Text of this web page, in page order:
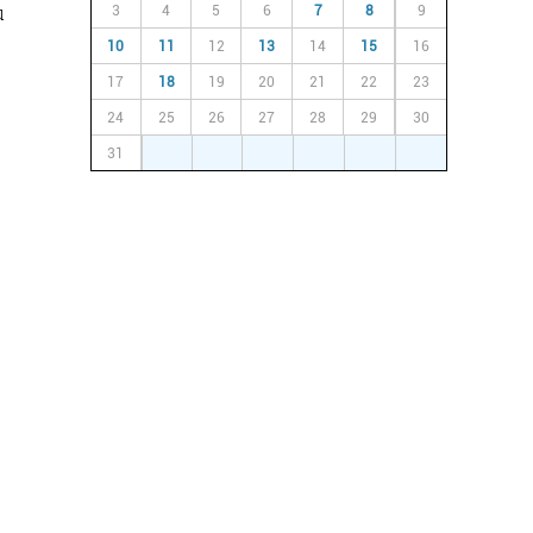
3 4 5 6 7 8 9
10 11 12 13 14 15 16
17 18 19 20 21 22 23
24 25 26 27 28 29 30
31